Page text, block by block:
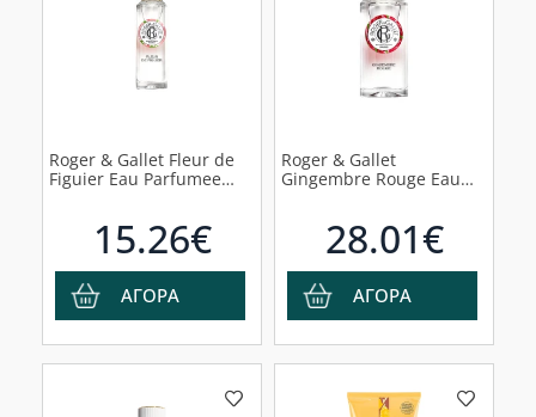
Roger & Gallet Fleur de
Figuier Eau Parfumee
15.26€
ΑΓΟΡΑ
Roger & Gallet
Gingembre Rouge Eau
28.01€
ΑΓΟΡΑ